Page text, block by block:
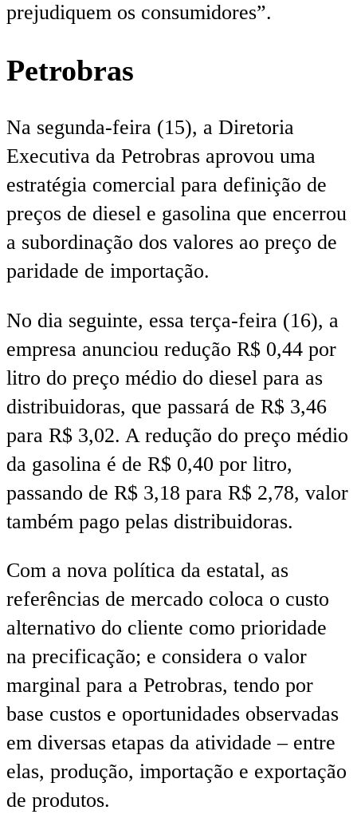
prejudiquem os consumidores”.
Petrobras
Na segunda-feira (15), a Diretoria
Executiva da Petrobras aprovou uma
estratégia comercial para definição de
preços de diesel e gasolina que encerrou
a subordinação dos valores ao preço de
paridade de importação.
No dia seguinte, essa terça-feira (16), a
empresa anunciou redução R$ 0,44 por
litro do preço médio do diesel para as
distribuidoras, que passará de R$ 3,46
para R$ 3,02. A redução do preço médio
da gasolina é de R$ 0,40 por litro,
passando de R$ 3,18 para R$ 2,78, valor
também pago pelas distribuidoras.
Com a nova política da estatal, as
referências de mercado coloca o custo
alternativo do cliente como prioridade
na precificação; e considera o valor
marginal para a Petrobras, tendo por
base custos e oportunidades observadas
em diversas etapas da atividade – entre
elas, produção, importação e exportação
de produtos.